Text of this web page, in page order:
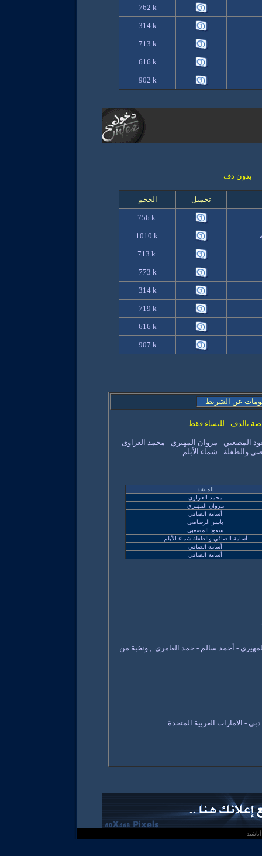
762 k
314 k
713 k
616 k
902 k
بدون دف
الحجم تحميل
756 k
1010 k
713 k
773 k
314 k
719 k
616 k
907 k
عن الشريط
بالدف - للنساء فقط
المصعبي - مروان المهيري - محمد العزاوى -
والطفلة : شماء الأبلم .
المنشد
محمد العزاوى
مروان المهيري
أسامة الصافي
ياسر الرصاصي
سعود المصعبي
أسامة الصافي والطفلة شماء الأبلم
أسامة الصافي
أسامة الصافي
- أحمد سالم - حمد العامرى , ونخبة من
دبي - الامارات العربية المتحدة